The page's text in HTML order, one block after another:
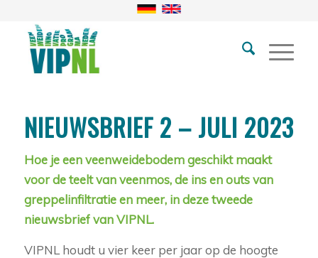
NIEUWSBRIEF 2 – JULI 2023
Hoe je een veenweidebodem geschikt maakt
voor de teelt van veenmos, de ins en outs van
greppelinfiltratie en meer, in deze tweede
nieuwsbrief van VIPNL.
VIPNL houdt u vier keer per jaar op de hoogte